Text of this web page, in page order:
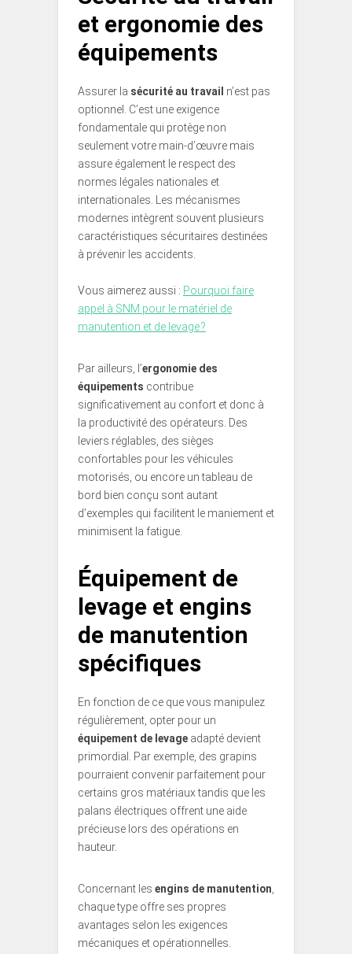
et ergonomie des
équipements
Assurer la sécurité au travail n’est pas
optionnel. C’est une exigence
fondamentale qui protège non
seulement votre main-d’œuvre mais
assure également le respect des
normes légales nationales et
internationales. Les mécanismes
modernes intègrent souvent plusieurs
caractéristiques sécuritaires destinées
à prévenir les accidents.
Vous aimerez aussi : Pourquoi faire
appel à SNM pour le matériel de
manutention et de levage ?
Par ailleurs, l’ergonomie des
équipements contribue
significativement au confort et donc à
la productivité des opérateurs. Des
leviers réglables, des sièges
confortables pour les véhicules
motorisés, ou encore un tableau de
bord bien conçu sont autant
d’exemples qui facilitent le maniement et
minimisent la fatigue.
Équipement de
levage et engins
de manutention
spécifiques
En fonction de ce que vous manipulez
régulièrement, opter pour un
équipement de levage adapté devient
primordial. Par exemple, des grapins
pourraient convenir parfaitement pour
certains gros matériaux tandis que les
palans électriques offrent une aide
précieuse lors des opérations en
hauteur.
Concernant les engins de manutention
chaque type offre ses propres
avantages selon les exigences
mécaniques et opérationnelles.